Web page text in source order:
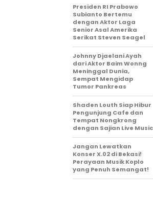
Presiden RI Prabowo
Subianto Bertemu
dengan Aktor Laga
Senior Asal Amerika
Serikat Steven Seagel
Johnny Djaelani Ayah
dari Aktor Baim Wonng
Meninggal Dunia,
Sempat Mengidap
Tumor Pankreas
Shaden Louth Siap Hibur
Pengunjung Cafe dan
Tempat Nongkrong
dengan Sajian Live Music
Jangan Lewatkan
Konser X.02 di Bekasi!
Perayaan Musik Koplo
yang Penuh Semangat!